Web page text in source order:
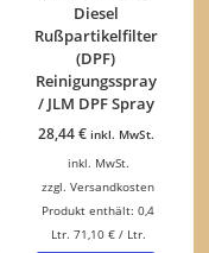
Diesel
Rußpartikelfilter
(DPF)
Reinigungsspray
/ JLM DPF Spray
28,44€ inkl. MwSt.
inkl. MwSt.
zzgl.Versandkosten
Produkt enthält: 0,4
Ltr. 71,10 €/ Ltr.